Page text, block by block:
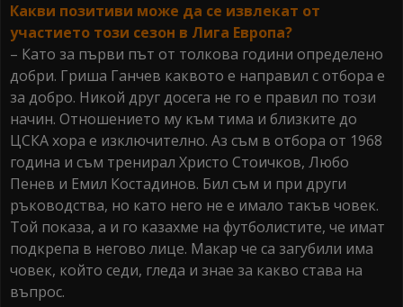
Какви позитиви може да се извлекат от
участието този сезон в Лига Европа?
– Като за първи път от толкова години определено
добри. Гриша Ганчев каквото е направил с отбора е
за добро. Никой друг досега не го е правил по този
начин. Отношението му към тима и близките до
ЦСКА хора е изключително. Аз съм в отбора от 1968
година и съм тренирал Христо Стоичков, Любо
Пенев и Емил Костадинов. Бил съм и при други
ръководства, но като него не е имало такъв човек.
Той показа, а и го казахме на футболистите, че имат
подкрепа в негово лице. Макар че са загубили има
човек, който седи, гледа и знае за какво става на
въпрос.